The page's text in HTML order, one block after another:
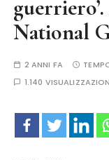
National
2 ANNI FA
1.140